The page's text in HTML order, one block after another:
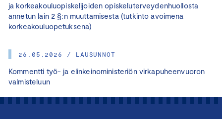
ja korkeakouluopiskelijoiden opiskeluterveydenhuollosta
annetun lain 2 §:n muuttamisesta (tutkinto avoimena
korkeakouluopetuksena)
26.05.2026 / LAUSUNNOT
Kommentti työ- ja elinkeinoministeriön virkapuheenvuoron
valmisteluun